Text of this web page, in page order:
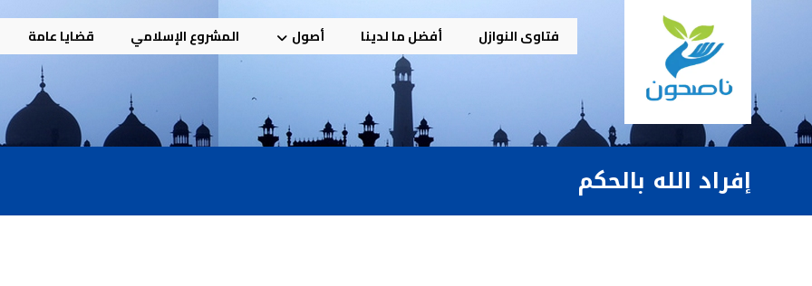
فتاوى النوازل أفضل ما لدينا أصول المشروع الإسلامي قضايا عامة
إفراد الله بالحكم